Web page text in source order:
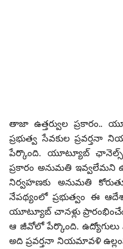
తాజా ఉత్తర్వుల ప్రకారం..
ప్రభుత్వ సేవకుల
పేర్కొంది. యూట్యూబ్ ఛానెల్స్
ప్రకారం అనుమతి ఇవ్వలేమని
నిర్వహణకు అనుమతి
నేపథ్యంలో ప్రభుత్వం ఈ
యూట్యూబ్ చానళ్లు
ఆ జీవోలో పేర్కొంది.
అది ప్రవర్తనా నియమావళి